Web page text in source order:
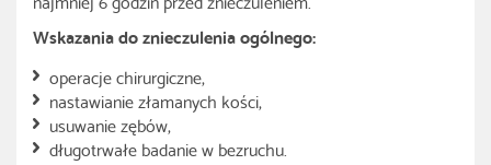
Wskazania do znieczulenia ogólnego:
operacje chirurgiczne,
nastawianie złamanych kości,
usuwanie zębów,
długotrwałe badanie w bezruchu.